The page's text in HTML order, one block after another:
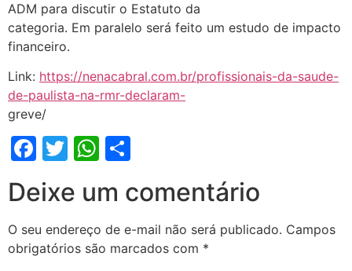
ADM para discutir o Estatuto da
categoria. Em paralelo será feito um estudo de impacto
financeiro.
Link: https://nenacabral.com.br/profissionais-da-saude-
de-paulista-na-rmr-declaram-
greve/
Facebook
TwitterWhatsApp
Deixe um comentário
O seu endereço de e-mail não será publicado. Campos
obrigatórios são marcados com *